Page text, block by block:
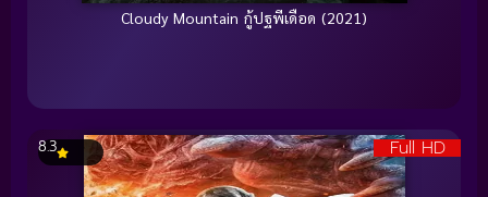
Cloudy Mountain กู้ปฐพีเดือด (2021)
Full HD
8.3